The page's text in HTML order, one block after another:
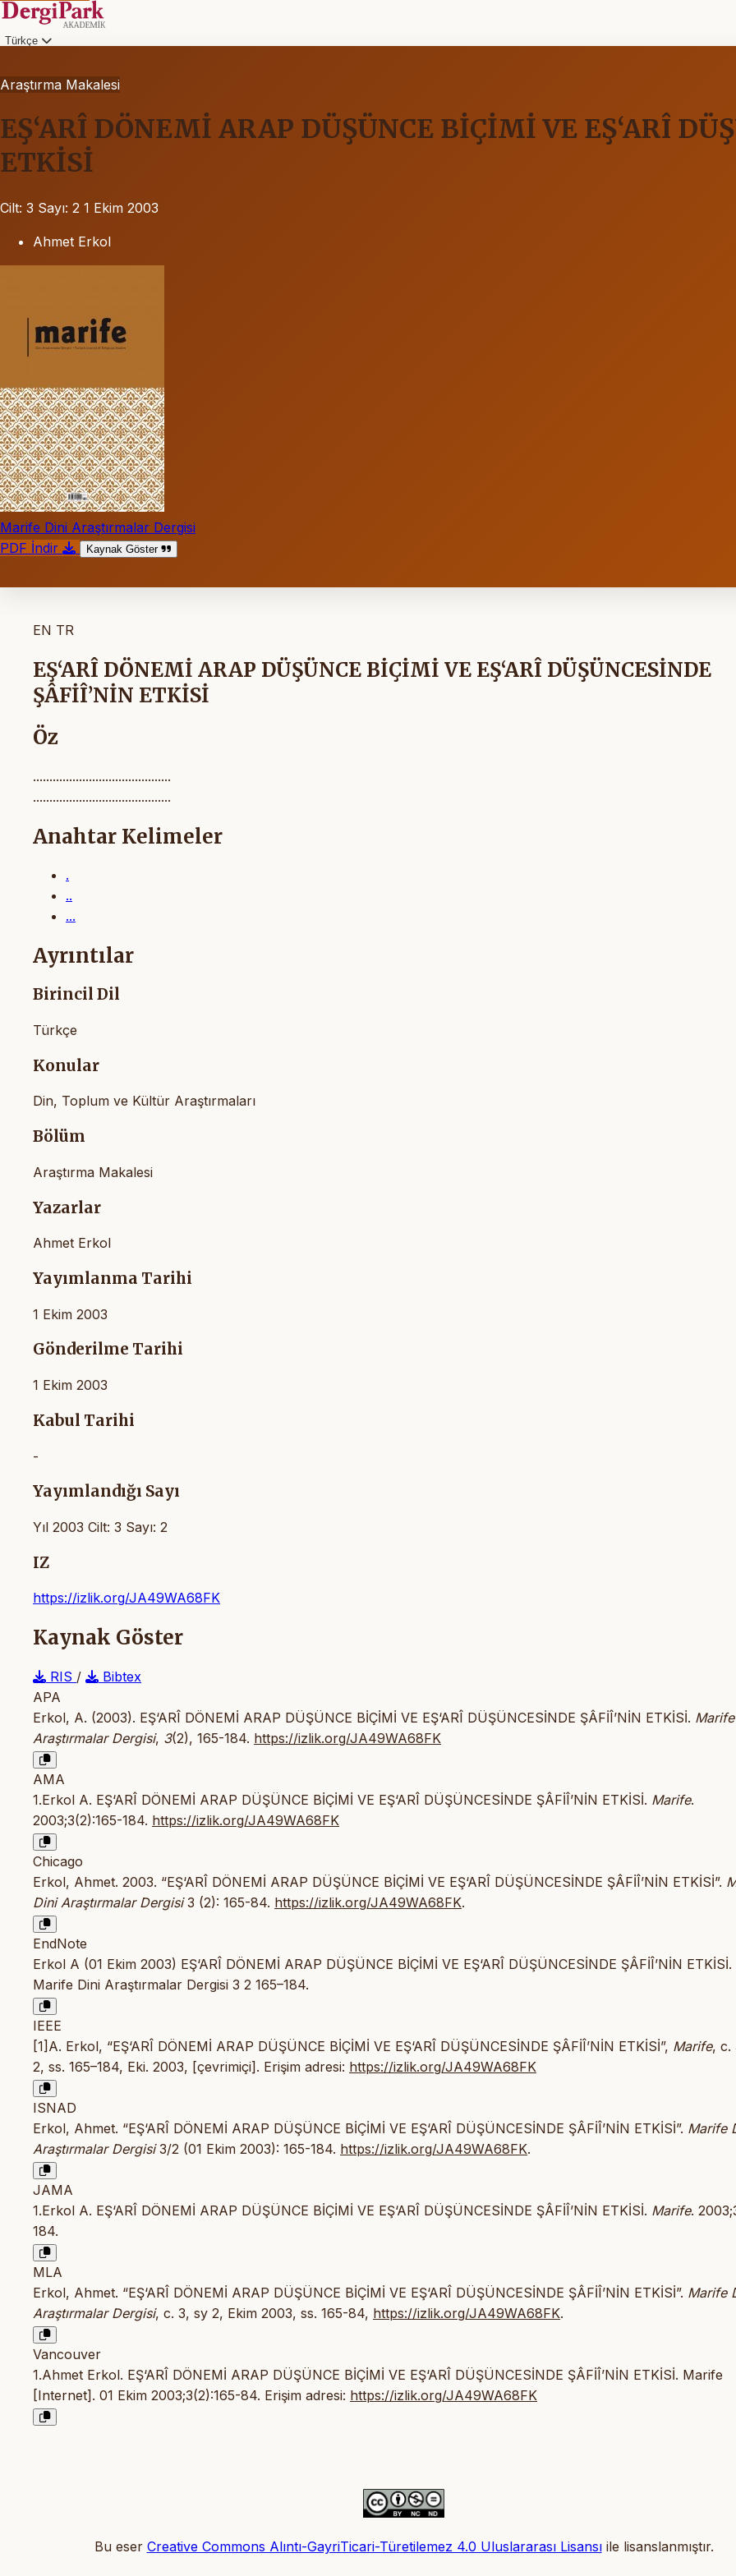
Türkçe
Araştırma Makalesi
EŞ‘ARÎ DÖNEMİ ARAP DÜŞÜNCE BİÇİMİ VE EŞ‘ARÎ
ETKİSİ
Cilt: 3 Sayı: 2 1 Ekim 2003
Ahmet Erkol
Marife Dini Araştırmalar Dergisi
PDF İndir
Kaynak Göster
EN TR
EŞ‘ARÎ DÖNEMİ ARAP DÜŞÜNCE BİÇİMİ VE EŞ‘ARÎ DÜŞÜNCESİNDE
ŞÂFİÎ’NİN ETKİSİ
Öz
..........................................
..........................................
Anahtar Kelimeler
.
..
...
Ayrıntılar
Birincil Dil
Türkçe
Konular
Din, Toplum ve Kültür Araştırmaları
Bölüm
Araştırma Makalesi
Yazarlar
Ahmet Erkol
Yayımlanma Tarihi
1 Ekim 2003
Gönderilme Tarihi
1 Ekim 2003
Kabul Tarihi
-
Yayımlandığı Sayı
Yıl 2003 Cilt: 3 Sayı: 2
IZ
https://izlik.org/JA49WA68FK
Kaynak Göster
RIS /
Bibtex
APA
Erkol, A. (2003). EŞ‘ARÎ DÖNEMİ ARAP DÜŞÜNCE BİÇİMİ VE EŞ‘ARÎ DÜŞÜNCESİNDE ŞÂFİÎ’NİN ETKİSİ.
Araştırmalar Dergisi, 3(2), 165-184. https://izlik.org/JA49WA68FK
AMA
1.Erkol A. EŞ‘ARÎ DÖNEMİ ARAP DÜŞÜNCE BİÇİMİ VE EŞ‘ARÎ DÜŞÜNCESİNDE ŞÂFİÎ’NİN ETKİSİ. Marife.
2003;3(2):165-184. https://izlik.org/JA49WA68FK
Chicago
Erkol, Ahmet. 2003. “EŞ‘ARÎ DÖNEMİ ARAP DÜŞÜNCE BİÇİMİ VE EŞ‘ARÎ DÜŞÜNCESİNDE ŞÂFİÎ’NİN ETKİSİ”.
Dini Araştırmalar Dergisi3 (2): 165-84. https://izlik.org/JA49WA68FK.
EndNote
Erkol A (01 Ekim 2003) EŞ‘ARÎ DÖNEMİ ARAP DÜŞÜNCE BİÇİMİ VE EŞ‘ARÎ DÜŞÜNCESİNDE ŞÂFİÎ’NİN ETKİSİ.
Marife Dini Araştırmalar Dergisi 3 2 165–184.
IEEE
[1]A. Erkol, “EŞ‘ARÎ DÖNEMİ ARAP DÜŞÜNCE BİÇİMİ VE EŞ‘ARÎ DÜŞÜNCESİNDE ŞÂFİÎ’NİN ETKİSİ”, Marife, c.
2, ss. 165–184, Eki. 2003, [çevrimiçi]. Erişim adresi: https://izlik.org/JA49WA68FK
ISNAD
Erkol, Ahmet. “EŞ‘ARÎ DÖNEMİ ARAP DÜŞÜNCE BİÇİMİ VE EŞ‘ARÎ DÜŞÜNCESİNDE ŞÂFİÎ’NİN ETKİSİ”. Marife
Araştırmalar Dergisi3/2 (01 Ekim 2003): 165-184. https://izlik.org/JA49WA68FK.
JAMA
1.Erkol A. EŞ‘ARÎ DÖNEMİ ARAP DÜŞÜNCE BİÇİMİ VE EŞ‘ARÎ DÜŞÜNCESİNDE ŞÂFİÎ’NİN ETKİSİ. Marife.
184.
MLA
Erkol, Ahmet. “EŞ‘ARÎ DÖNEMİ ARAP DÜŞÜNCE BİÇİMİ VE EŞ‘ARÎ DÜŞÜNCESİNDE ŞÂFİÎ’NİN ETKİSİ”. Marife
Araştırmalar Dergisi, c. 3, sy 2, Ekim 2003, ss. 165-84, https://izlik.org/JA49WA68FK.
Vancouver
1.Ahmet Erkol. EŞ‘ARÎ DÖNEMİ ARAP DÜŞÜNCE BİÇİMİ VE EŞ‘ARÎ DÜŞÜNCESİNDE ŞÂFİÎ’NİN ETKİSİ. Marife
[Internet]. 01 Ekim 2003;3(2):165-84. Erişim adresi: https://izlik.org/JA49WA68FK
Bu eser Creative Commons Alıntı-GayriTicari-Türetilemez 4.0 Uluslararası Lisansıile lisanslanmıştır.